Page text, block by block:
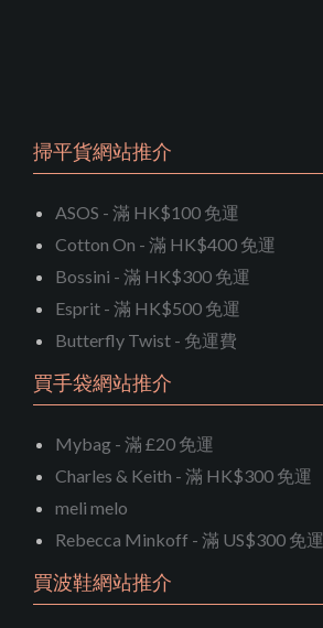
掃平貨網站推介
ASOS - 滿 HK$100 免運
Cotton On - 滿 HK$400 免運
Bossini - 滿 HK$300 免運
Esprit - 滿 HK$500 免運
Butterfly Twist - 免運費
買手袋網站推介
Mybag - 滿 £20 免運
Charles & Keith - 滿 HK$300 免運
meli melo
Rebecca Minkoff - 滿 US$300 免運
買波鞋網站推介